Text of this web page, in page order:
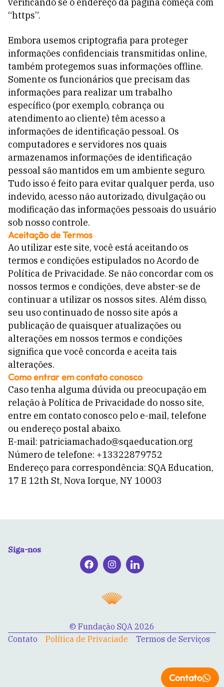
Contato
“https”.
Embora usemos criptografia para proteger
informações confidenciais transmitidas online,
também protegemos suas informações offline.
Somente os funcionários que precisam das
informações para realizar um trabalho
específico (por exemplo, cobrança ou
atendimento ao cliente) têm acesso a
informações de identificação pessoal. Os
computadores e servidores nos quais
armazenamos informações de identificação
pessoal são mantidos em um ambiente seguro.
Tudo isso é feito para evitar qualquer perda, uso
indevido, acesso não autorizado, divulgação ou
modificação das informações pessoais do usuário
sob nosso controle.
Aceitação de Termos
Ao utilizar este site, você está aceitando os
termos e condições estipulados no Acordo de
Política de Privacidade. Se não concordar com os
nossos termos e condições, deve abster-se de
continuar a utilizar os nossos sites. Além disso,
seu uso continuado de nosso site após a
publicação de quaisquer atualizações ou
alterações em nossos termos e condições
significa que você concorda e aceita tais
alterações.
Como entrar em contato conosco
Caso tenha alguma dúvida ou preocupação em
relação à Política de Privacidade do nosso site,
entre em contato conosco pelo e-mail, telefone
ou endereço postal abaixo.
E-mail: patriciamachado@sqaeducation.org
Número de telefone: +13322879752
Endereço para correspondência: SQA Education,
17 E 12th St, Nova Iorque, NY 10003
Siga-nos
© Fundação SQA 2026
Contato
Política de Privaciade Termos de Serviços